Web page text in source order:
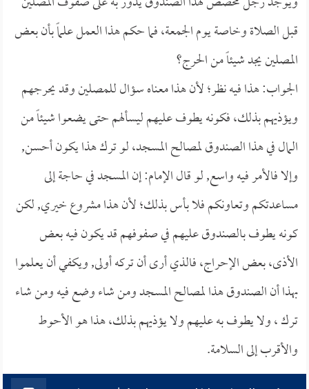
قبل الصلاة وخاصة يوم الجمعة، فما حكم هذا العمل علماً بأن بعض
المصلين يجد شيئاً من الحرج؟
الجواب: هذا فيه نظر؛ لأن هذا معناه سؤال للمصلين وقد يحرجهم
ويؤذيهم بذلك، فكونه يطوف عليهم ليسألهم حتى يضعوا شيئاً من
المال في هذا الصندوق لمصالح المسجد، لو ترك هذا يكون أحسن,
وإلا فالأمر فيه واسع, لو قال الإمام: إن المسجد في حاجة إلى
مساعدتكم وتعاونكم فلا بأس بذلك؛ لأن هذا مشروع خيري, لكن
كونه يطوف بالصندوق عليهم في صفوفهم قد يكون فيه بعض
الأذى، بعض الإحراج، فالذي أرى أن تركه أولى, ويكفي أن يعلموا
بهذا أن الصندوق هذا لمصالح المسجد ومن شاء وضع فيه ومن شاء
ترك ، ولا يطوف به عليهم ولا يؤذيهم بذلك، هذا هو الأحوط
والأقرب إلى السلامة.